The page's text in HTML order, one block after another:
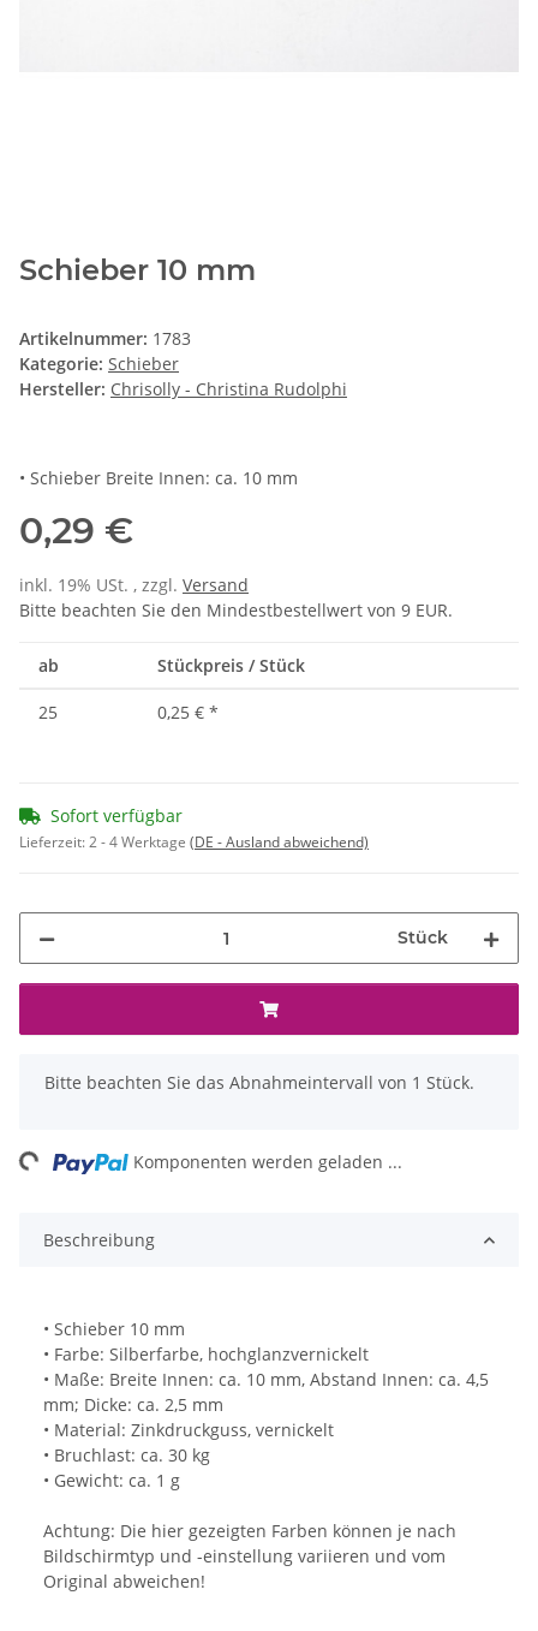
Schieber 10 mm
Artikelnummer: 1783
Kategorie: Schieber
Hersteller: Chrisolly - Christina Rudolphi
• Schieber Breite Innen: ca. 10 mm
0,29 €
inkl. 19% USt. , zzgl. Versand
Bitte beachten Sie den Mindestbestellwert von 9 EUR.
ab Stückpreis / Stück
25 0,25 € *
Sofort verfügbar
Lieferzeit:2 - 4 Werktage (DE - Ausland abweichend)
Stück
x
Bitte beachten Sie das Abnahmeintervall von 1 Stück.
Komponenten werden geladen ...
Beschreibung
• Schieber 10 mm
• Farbe: Silberfarbe, hochglanzvernickelt
• Maße: Breite Innen: ca. 10 mm, Abstand Innen: ca. 4,5
mm; Dicke: ca. 2,5 mm
• Material: Zinkdruckguss, vernickelt
• Bruchlast: ca. 30 kg
• Gewicht: ca. 1 g
Achtung: Die hier gezeigten Farben können je nach
Bildschirmtyp und -einstellung variieren und vom
Original abweichen!